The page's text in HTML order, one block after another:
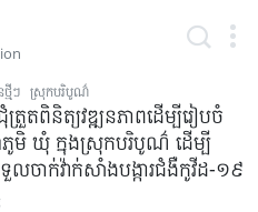
មីៗ ស្រុកបរិបូណ៌
រួតពិនិត្យវឌ្ឍនភាពដើម្បីរៀបចំ
ាភូមិ ឃុំ ក្នុងស្រុកបរិបូណ៌ ដើម្បី
លចាក់វ៉ាក់សាំងបង្ការជំងឺកូវីដ-១៩